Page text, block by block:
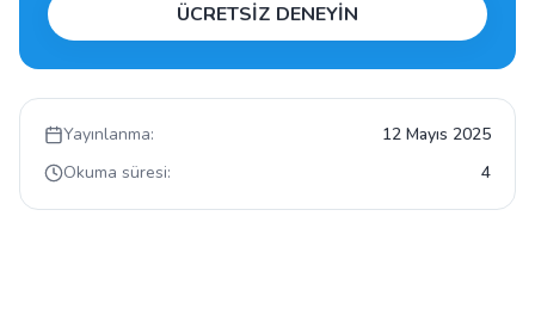
ÜCRETSİZ DENEYİN
Yayınlanma:
12 Mayıs 2025
Okuma süresi:
4